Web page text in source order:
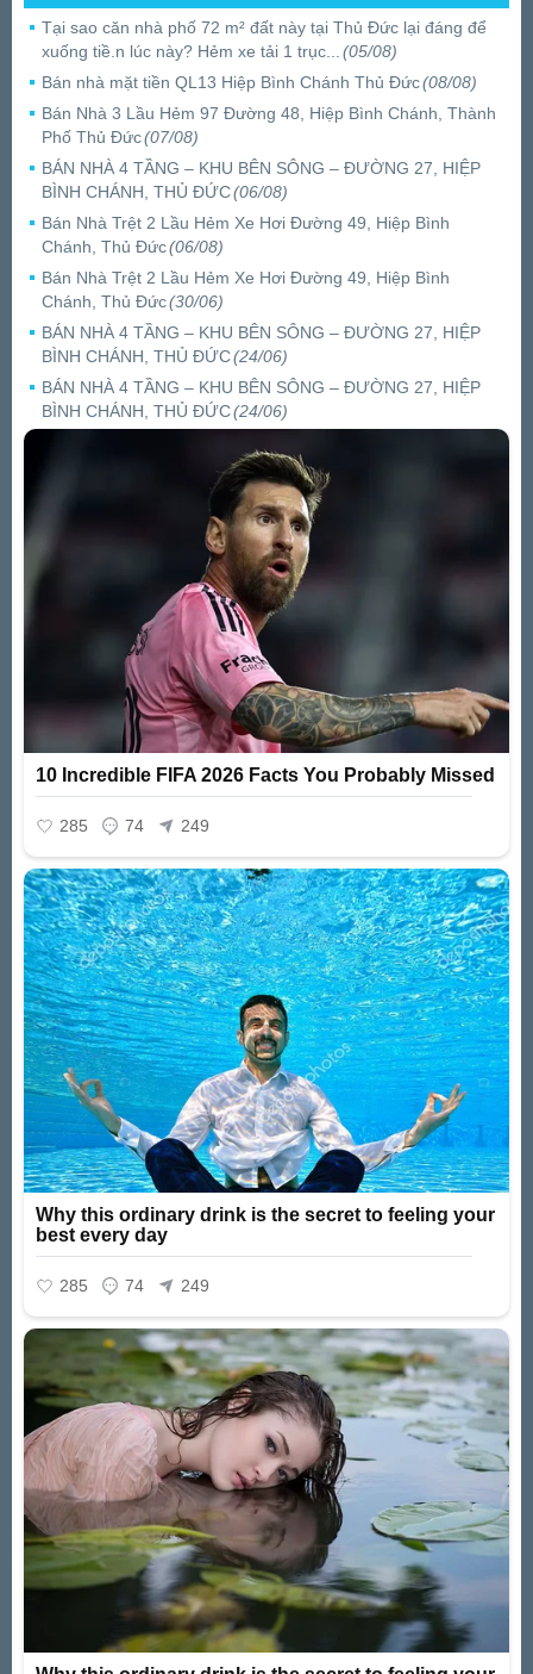
Tại sao căn nhà phố 72 m² đất này tại Thủ Đức lại đáng để
xuống tiề.n lúc này? Hẻm xe tải 1 trục...
(05/08)
Bán nhà mặt tiền QL13 Hiệp Bình Chánh Thủ Đức(08/08)
Bán Nhà 3 Lầu Hẻm 97 Đường 48, Hiệp Bình Chánh, Thành
Phố Thủ Đức(07/08)
BÁN NHÀ 4 TẦNG – KHU BÊN SÔNG – ĐƯỜNG 27, HIỆP
BÌNH CHÁNH, THỦ ĐỨC(06/08)
Bán Nhà Trệt 2 Lầu Hẻm Xe Hơi Đường 49, Hiệp Bình
Chánh, Thủ Đức(06/08)
Bán Nhà Trệt 2 Lầu Hẻm Xe Hơi Đường 49, Hiệp Bình
Chánh, Thủ Đức(30/06)
BÁN NHÀ 4 TẦNG – KHU BÊN SÔNG – ĐƯỜNG 27, HIỆP
BÌNH CHÁNH, THỦ ĐỨC(24/06)
BÁN NHÀ 4 TẦNG – KHU BÊN SÔNG – ĐƯỜNG 27, HIỆP
BÌNH CHÁNH, THỦ ĐỨC(24/06)